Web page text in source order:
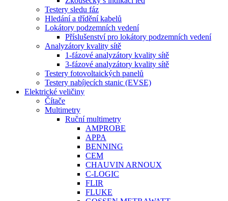
Testery sledu fáz
Hledání a třídění kabelů
Lokátory podzemních vedení
Příslušenství pro lokátory podzemních vedení
Analyzátory kvality sítě
1-fázové analyzátory kvality sítě
3-fázové analyzátory kvality sítě
Testery fotovoltaických panelů
Testery nabíjecích stanic (EVSE)
Elektrické veličiny
Čítače
Multimetry
Ruční multimetry
AMPROBE
APPA
BENNING
CEM
CHAUVIN ARNOUX
C-LOGIC
FLIR
FLUKE